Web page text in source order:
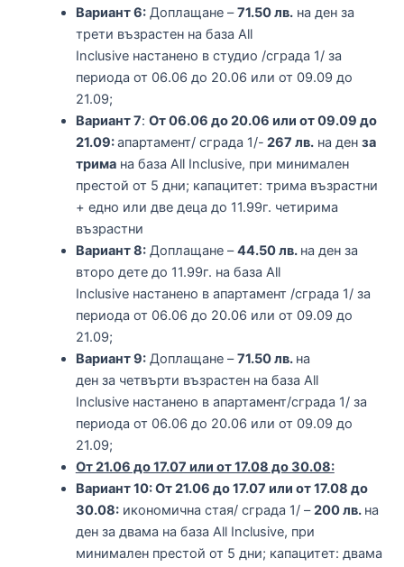
Вариант 6:Доплащане –71.50 лв.на ден за
трети възрастен на база All
Inclusive настанено в студио /сграда 1/ за
периода от 06.06 до 20.06 или от 09.09 до
21.09;
Вариант 7: От 06.06 до 20.06 или от 09.09 до
21.09:апартамент/ сграда 1/- 267 лв.на ден за
тримана база All Inclusive, при минимален
престой от 5 дни; капацитет: трима възрастни
+ едно или две деца до 11.99г. четирима
възрастни
Вариант 8:Доплащане –44.50 лв. на ден за
второ дете до 11.99г. на база All
Inclusive настанено в апартамент /сграда 1/ за
периода от 06.06 до 20.06 или от 09.09 до
21.09;
Вариант 9:Доплащане –71.50 лв. на
ден за четвърти възрастен на база All
Inclusive настанено в апартамент/сграда 1/ за
периода от 06.06 до 20.06 или от 09.09 до
21.09;
От 21.06 до 17.07 или от 17.08 до 30.08:
Вариант 10: От 21.06 до 17.07 или от 17.08 до
30.08:икономична стая/ сграда 1/ –200 лв. на
ден за двама на база All Inclusive, при
минимален престой от 5 дни; капацитет: двама